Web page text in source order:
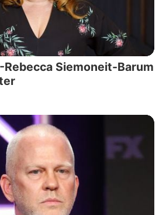
Siemoneit-Barum